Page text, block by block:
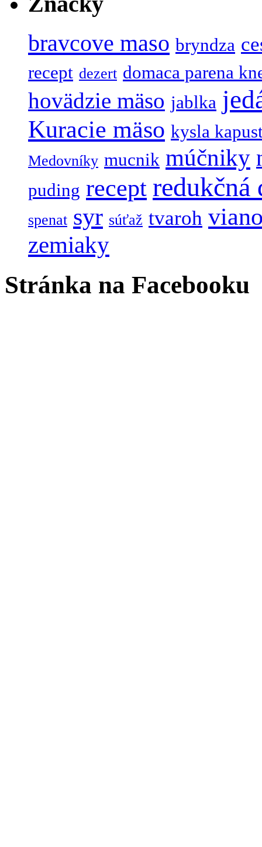
bravcove maso bryndza
recept dezert domaca parena
hovädzie mäso jablka
Kuracie mäso kysla
Medovníky mucnik múčniky
puding recept redukčná
spenat syr súťaž tvaroh
zemiaky
Stránka na Facebooku